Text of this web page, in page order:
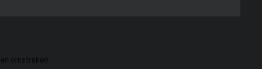
en omstreken.